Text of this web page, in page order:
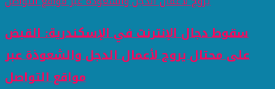
سقوط دجال الإنترنت في الإسكندرية: القبض
على محتال يروج لأعمال الدجل والشعوذة عبر
مواقع التواصل